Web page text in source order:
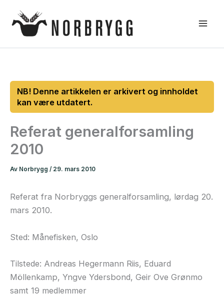
rett
Referat generalforsamling
2010
Av Norbrygg / 29. mars 2010
Referat fra Norbryggs generalforsamling, lørdag 20.
mars 2010.
Sted: Månefisken, Oslo
Tilstede: Andreas Hegermann Riis, Eduard
Möllenkamp, Yngve Ydersbond, Geir Ove Grønmo
samt 19 medlemmer